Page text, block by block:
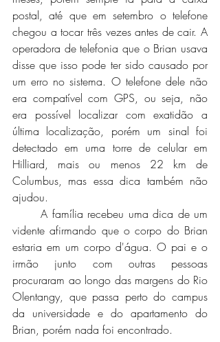
postal, até que em setembro o telefone
chegou a tocar três vezes antes de cair. A
operadora de telefonia que o Brian usava
disse que isso pode ter sido causado por
um erro no sistema. O telefone dele não
era compatível com GPS, ou seja, não
era possível localizar com exatidão a
última localização, porém um sinal foi
detectado em uma torre de celular em
Hilliard, mais ou menos 22 km de
Columbus, mas essa dica também não
ajudou.
	A família recebeu uma dica de um
vidente afirmando que o corpo do Brian
estaria em um corpo d'água. O pai e o
irmão junto com outras pessoas
procuraram ao longo das margens do Rio
Olentangy, que passa perto do campus
da universidade e do apartamento do
Brian, porém nada foi encontrado.